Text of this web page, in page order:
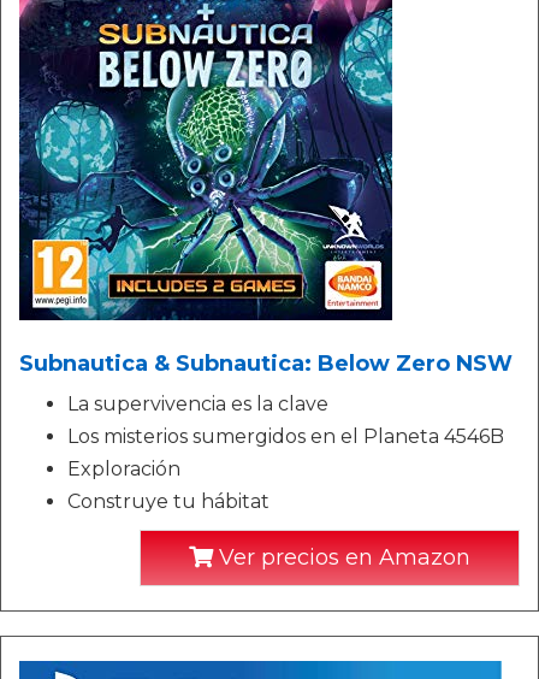
Subnautica & Subnautica: Below Zero NSW
La supervivencia es la clave
Los misterios sumergidos en el Planeta 4546B
Exploración
Construye tu hábitat
Ver precios en Amazon